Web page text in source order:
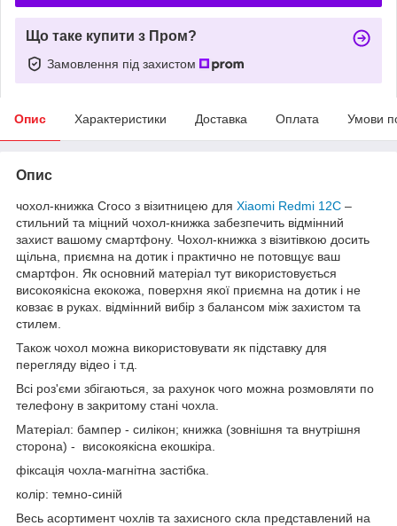
Що таке купити з Пром?
Замовлення під захистом
Опис Характеристики Доставка Оплата Умови
Опис
чохол-книжка Croco з візитницею для Xiaomi Redmi 12C –
стильний та міцний чохол-книжка забезпечить відмінний
захист вашому смартфону. Чохол-книжка з візитівкою досить
щільна, приємна на дотик і практично не потовщує ваш
смартфон. Як основний матеріал тут використовується
високоякісна екокожа, поверхня якої приємна на дотик і не
ковзає в руках. відмінний вибір з балансом між захистом та
стилем.
Також чохол можна використовувати як підставку для
перегляду відео і т.д.
Всі роз'єми збігаються, за рахунок чого можна розмовляти по
телефону в закритому стані чохла.
Матеріал: бампер - силікон; книжка (зовнішня та внутрішня
сторона) - високоякісна екошкіра.
фіксація чохла-магнітна застібка.
колір: темно-синій
Весь асортимент чохлів та захисного скла представлений на